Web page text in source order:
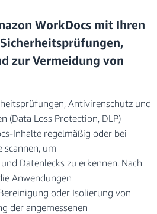
WorkDocs mit Ihren
zur Vermeidung von
Antivirenschutz und
(Data Loss Protection, DLP)
Inhalte regelmäßig oder bei
scannen, um
Datenlecks zu erkennen. Nach
Anwendungen
oder Isolierung von
der angemessenen